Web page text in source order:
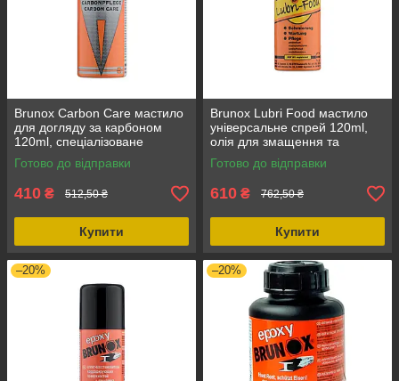
Brunox Carbon Care мастило
для догляду за карбоном
120ml, спеціалізоване
мастило для карбону, об'єм –
120 мл
Готово до відправки
410 ₴ 512,50 ₴
Купити
Brunox Lubri Food мастило
універсальне спрей 120ml,
олія для змащення та
очищення металевих частин,
безбарвне та без запаху
Готово до відправки
610 ₴ 762,50 ₴
Купити
–20% –20%